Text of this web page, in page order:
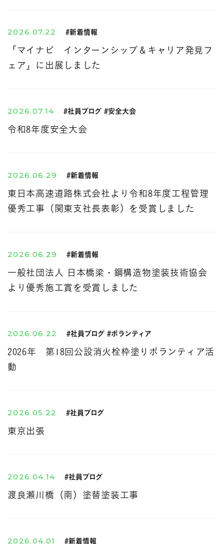
2026.07.22 #新着情報
「マイナビ インターンシップ＆キャリア発見フ
ェア」に出展しました
2026.07.14 #社員ブログ #安全大会
令和8年度安全大会
2026.06.29 #新着情報
東日本高速道路株式会社より令和8年度工程管理
優秀工事（関東支社長表彰）を受賞しました
2026.06.29 #新着情報
一般社団法人 日本橋梁・鋼構造物塗装技術協会
より優秀施工賞を受賞しました
2026.06.22 #社員ブログ #ボランティア
2026年 第18回公設消火栓枠塗りボランティア活
動
2026.05.22 #社員ブログ
東京出張
2026.04.14 #社員ブログ
渡良瀬川橋（南）塗替塗装工事
2026.04.01 #新着情報